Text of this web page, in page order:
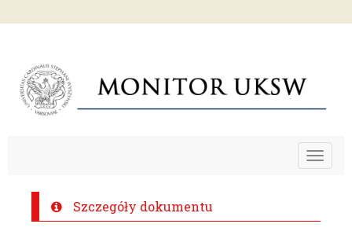
Toggle
Szczegóły dokumentu